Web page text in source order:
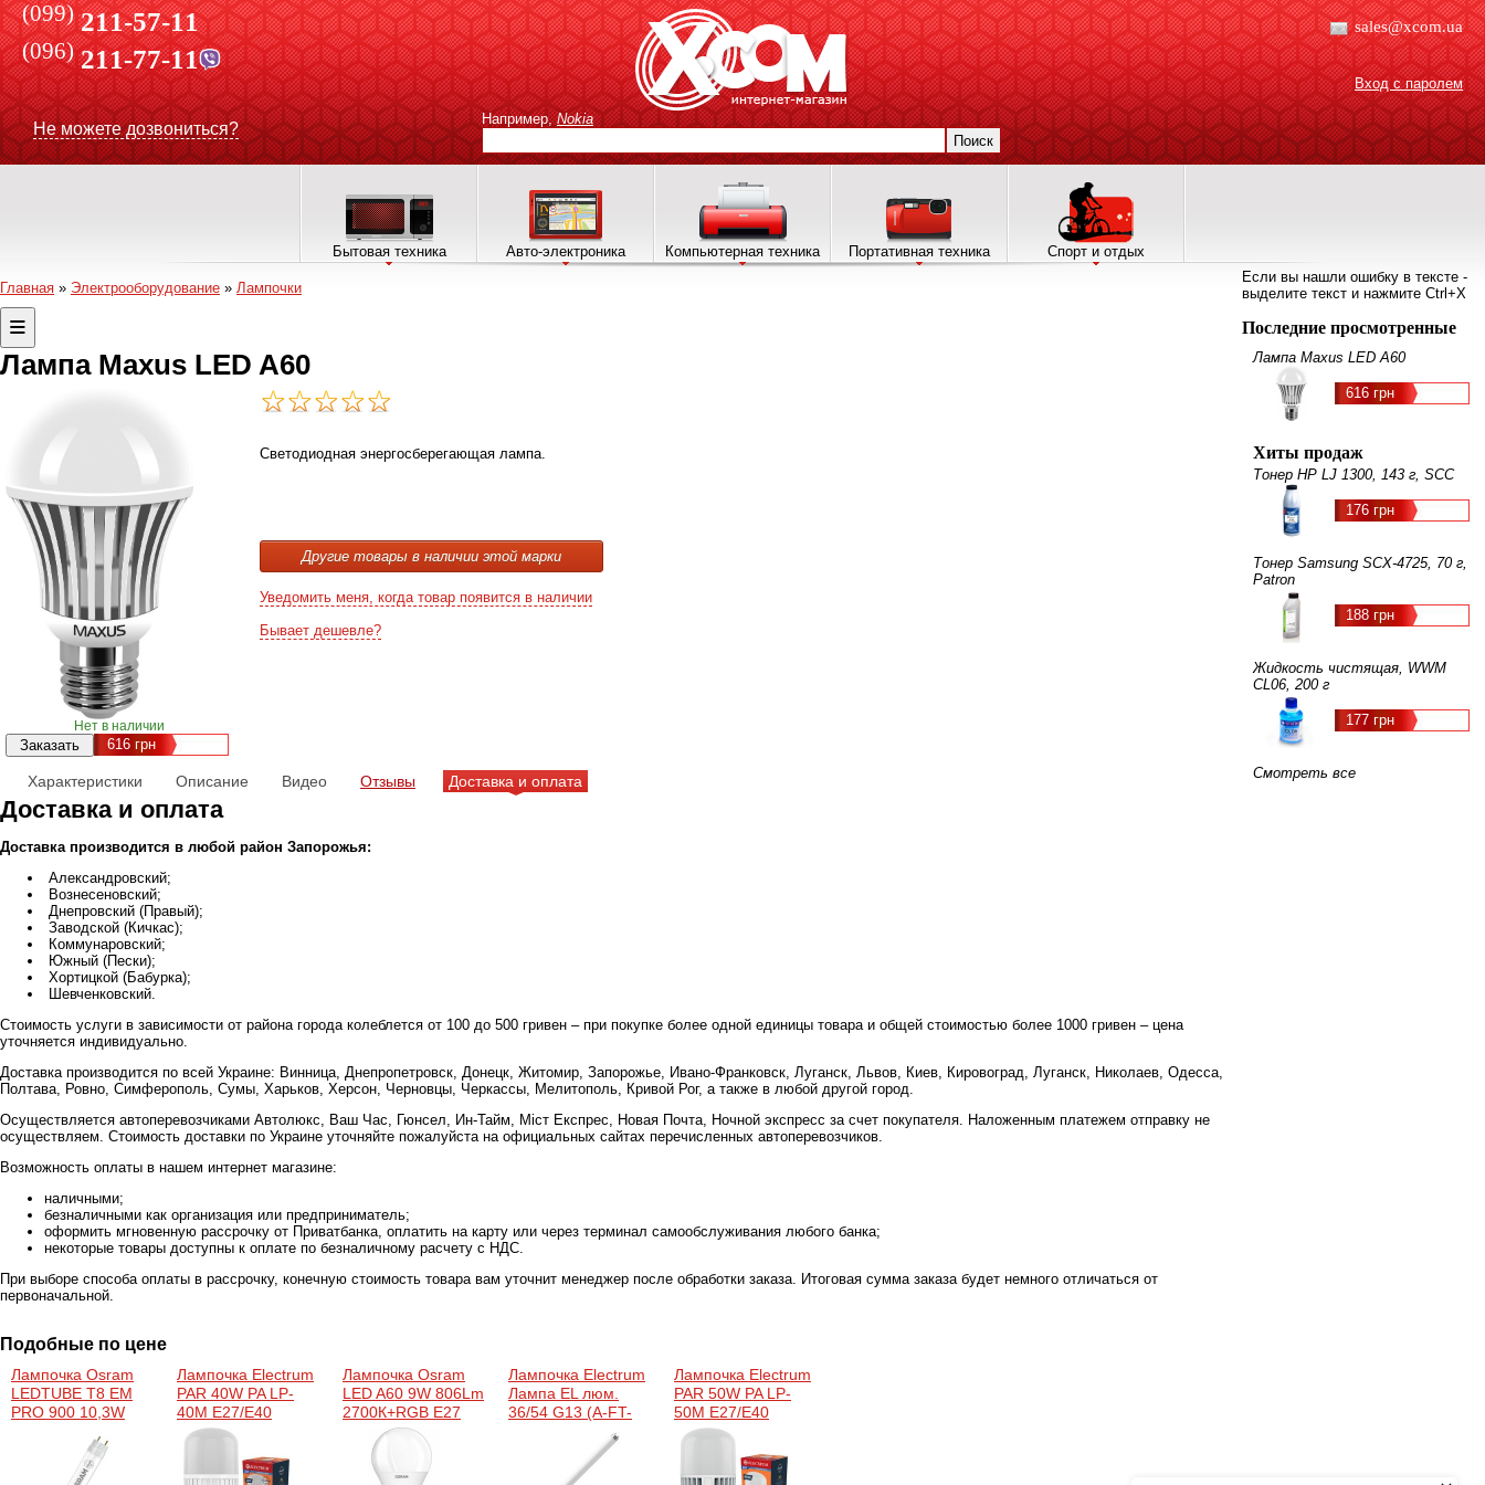
(099) 211-57-11
(096)211-77-11
Не можете дозвониться?
sales@xcom.ua
Вход с паролем
Например, Nokia
Поиск
Бытовая техника Авто-электроника Компьютерная техника Портативная техника Спорт и отдых
Главная » Электрооборудование » Лампочки
Лампа Maxus LED A60
Нет в наличии
616грн
Светодиодная энергосберегающая лампа.
Другие товары в наличии этой марки
Уведомить меня, когда товар появится в наличии
Бывает дешевле?
Характеристики Описание Видео Отзывы Доставка и оплата
Доставка и оплата
Доставка производится в любой район Запорожья:
Александровский;
Вознесеновский;
Днепровский (Правый);
Заводской (Кичкас);
Коммунаровский;
Южный (Пески);
Хортицкой (Бабурка);
Шевченковский.
Стоимость услуги в зависимости от района города колеблется от 100 до 500 гривен – при покупке более одной единицы товара и общей стоимостью более 1000 гривен – цена
уточняется индивидуально.
Доставка производится по всей Украине: Винница, Днепропетровск, Донецк, Житомир, Запорожье, Ивано-Франковск, Луганск, Львов, Киев, Кировоград, Луганск, Николаев, Одесса,
Полтава, Ровно, Симферополь, Сумы, Харьков, Херсон, Черновцы, Черкассы, Мелитополь, Кривой Рог, а также в любой другой город.
Осуществляется автоперевозчиками Автолюкс, Ваш Час, Гюнсел, Ин-Тайм, Міст Експрес, Новая Почта, Ночной экспресс за счет покупателя. Наложенным платежем отправку не
осуществляем. Стоимость доставки по Украине уточняйте пожалуйста на официальных сайтах перечисленных автоперевозчиков.
Возможность оплаты в нашем интернет магазине:
наличными;
безналичными как организация или предприниматель;
оформить мгновенную рассрочку от Приватбанка, оплатить на карту или через терминал самообслуживания любого банка;
некоторые товары доступны к оплате по безналичному расчету с НДС.
При выборе способа оплаты в рассрочку, конечную стоимость товара вам уточнит менеджер после обработки заказа. Итоговая сумма заказа будет немного отличаться от
первоначальной.
Подобные по цене
Лампочка Osram
LEDTUBE T8 EM
PRO 900 10,3W
(4058075612198)
Лампочка Electrum
PAR 40W PA LP-
40M Е27/Е40
4000K (A-LP-1948)
Лампочка Osram
LED A60 9W 806Lm
2700К+RGB E27
(4058075430891)
Лампочка Electrum
Лампа EL люм.
36/54 G13 (A-FT-
Лампочка Electrum
PAR 50W PA LP-
50M Е27/Е40
4000K (A-LP-1949)
Если вы нашли ошибку в тексте -
выделите текст и нажмите Ctrl+X
Последние просмотренные
Лампа Maxus LED A60
616 грн
Хиты продаж
Тонер HP LJ 1300, 143 г, SCC
176 грн
Тонер Samsung SCX-4725, 70 г,
Patron
188 грн
Жидкость чистящая, WWM
CL06, 200 г
177 грн
Смотреть все